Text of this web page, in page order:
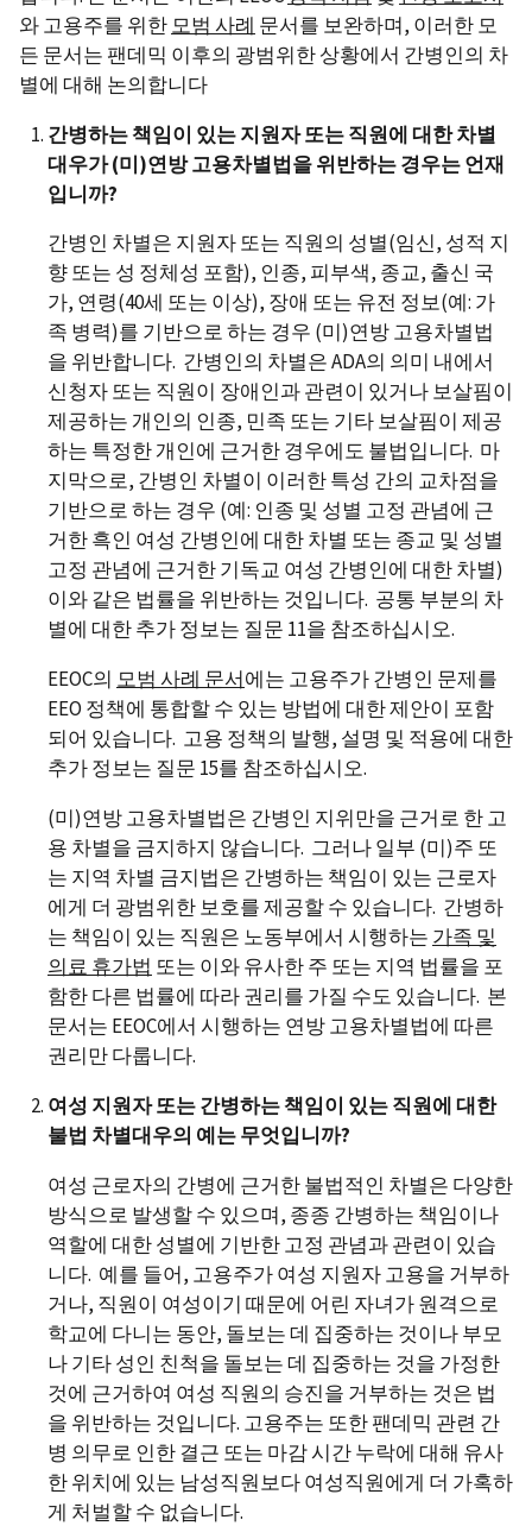
와 고용주를 위한모범 사례 문서를 보완하며, 이러한 모
든 문서는 팬데믹 이후의 광범위한 상황에서 간병인의 차
별에 대해 논의합니다
간병하는 책임이 있는 지원자 또는 직원에 대한 차별
대우가 (미)연방 고용차별법을 위반하는 경우는 언재
입니까?
간병인 차별은 지원자 또는 직원의 성별(임신, 성적 지
향 또는 성 정체성 포함), 인종, 피부색, 종교, 출신 국
가, 연령(40세 또는 이상), 장애 또는 유전 정보(예: 가
족 병력)를 기반으로 하는 경우 (미)연방 고용차별법
을 위반합니다. 간병인의 차별은 ADA의 의미 내에서
신청자 또는 직원이 장애인과 관련이 있거나 보살핌이
제공하는 개인의 인종, 민족 또는 기타 보살핌이 제공
하는 특정한 개인에 근거한 경우에도 불법입니다. 마
지막으로, 간병인 차별이 이러한 특성 간의 교차점을
기반으로 하는 경우 (예: 인종 및 성별 고정 관념에 근
거한 흑인 여성 간병인에 대한 차별 또는 종교 및 성별
고정 관념에 근거한 기독교 여성 간병인에 대한 차별)
이와 같은 법률을 위반하는 것입니다. 공통 부분의 차
별에 대한 추가 정보는 질문 11을 참조하십시오.
EEOC의 모범 사례 문서에는 고용주가 간병인 문제를
EEO 정책에 통합할 수 있는 방법에 대한 제안이 포함
되어 있습니다. 고용 정책의 발행, 설명 및 적용에 대한
추가 정보는 질문 15를 참조하십시오.
(미)연방 고용차별법은 간병인 지위만을 근거로 한 고
용 차별을 금지하지 않습니다. 그러나 일부 (미)주 또
는 지역 차별 금지법은 간병하는 책임이 있는 근로자
에게 더 광범위한 보호를 제공할 수 있습니다. 간병하
는 책임이 있는 직원은 노동부에서 시행하는 가족 및
의료 휴가법 또는 이와 유사한 주 또는 지역 법률을 포
함한 다른 법률에 따라 권리를 가질 수도 있습니다. 본
문서는 EEOC에서 시행하는 연방 고용차별법에 따른
권리만 다룹니다.
여성 지원자 또는 간병하는 책임이 있는 직원에 대한
불법 차별대우의 예는 무엇입니까?
여성 근로자의 간병에 근거한 불법적인 차별은 다양한
방식으로 발생할 수 있으며, 종종 간병하는 책임이나
역할에 대한 성별에 기반한 고정 관념과 관련이 있습
니다. 예를 들어, 고용주가 여성 지원자 고용을 거부하
거나, 직원이 여성이기 때문에 어린 자녀가 원격으로
학교에 다니는 동안, 돌보는 데 집중하는 것이나 부모
나 기타 성인 친척을 돌보는 데 집중하는 것을 가정한
것에 근거하여 여성 직원의 승진을 거부하는 것은 법
을 위반하는 것입니다. 고용주는 또한 팬데믹 관련 간
병 의무로 인한 결근 또는 마감 시간 누락에 대해 유사
한 위치에 있는 남성직원보다 여성직원에게 더 가혹하
게 처벌할 수 없습니다.